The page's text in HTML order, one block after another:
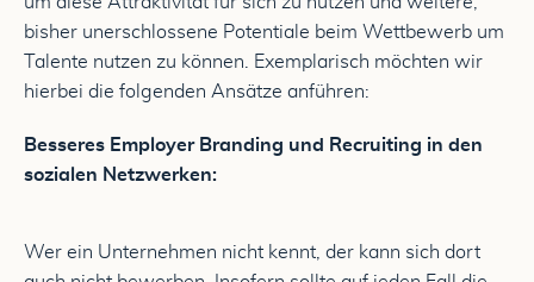
bisher unerschlossene Potentiale beim Wettbewerb um
Talente nutzen zu können. Exemplarisch möchten wir
hierbei die folgenden Ansätze anführen:
Besseres Employer Branding und Recruiting in den
sozialen Netzwerken:
Wer ein Unternehmen nicht kennt, der kann sich dort